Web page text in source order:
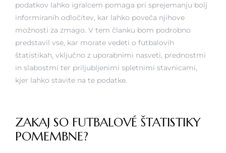
podatkov lahko igralcem pomaga pri sprejemanju bolj
informiranih odločitev, kar lahko poveča njihove
možnosti za zmago. V tem članku bom podrobno
predstavil vse, kar morate vedeti o futbalovih
štatistikah, vključno z uporabnimi nasveti, prednostmi
in slabostmi ter priljubljenimi spletnimi stavnicami,
kjer lahko stavite na te podatke.
ZAKAJ SO FUTBALOVÉ ŠTATISTIKY
POMEMBNE?